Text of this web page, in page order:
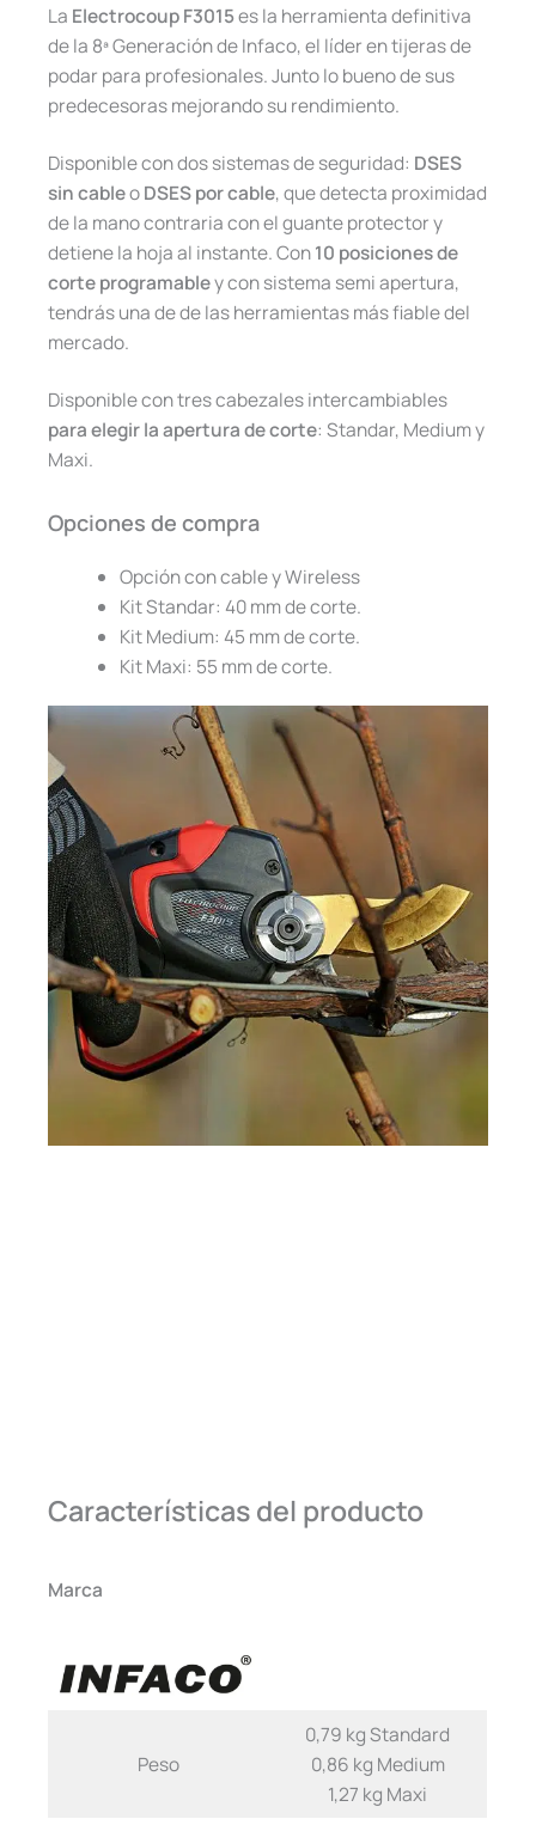
La Electrocoup F3015es la herramienta definitiva
de la 8ª Generación de Infaco, el líder en tijeras de
podar para profesionales. Junto lo bueno de sus
predecesoras mejorando su rendimiento.
Disponible con dos sistemas de seguridad: DSES
sin cableoDSES por cable, que detecta proximidad
de la mano contraria con el guante protector y
detiene la hoja al instante. Con10 posiciones de
corte programabley con sistema semi apertura,
tendrás una de de las herramientas más fiable del
mercado.
Disponible con tres cabezales intercambiables
para elegir la apertura de corte: Standar, Medium y
Maxi.
Opciones de compra
Opción con cable y Wireless
Kit Standar: 40 mm de corte.
Kit Medium: 45 mm de corte.
Kit Maxi: 55 mm de corte.
Características del producto
Marca
Peso
0,79 kg Standard
0,86 kg Medium
1,27 kg Maxi